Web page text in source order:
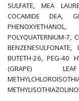
SULFATE, MEA
COCAMIDE DEA,
POLYQUATERNIUM-7,
BUTETH-26, PEG-40
(GRAPE)